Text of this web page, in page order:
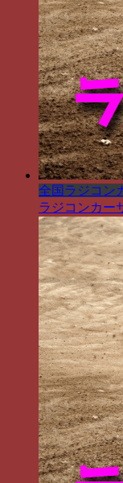
全国ラジコン
ラジコンカー